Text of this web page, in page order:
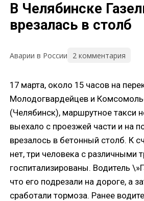
В Челябинске
врезалась в столб
Аварии в России 2 комментария
17 марта, около 15 часов на
Молодогвардейцев и
(Челябинск), маршрутное такси
выехало с проезжей части и на
врезалось в бетонный столб. К
нет, три человека с различными
госпитализированы. Водитель
что его подрезали на дороге, а
сработали тормоза. Ранее